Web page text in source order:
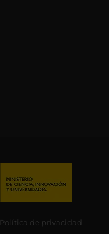
Política de privacidad